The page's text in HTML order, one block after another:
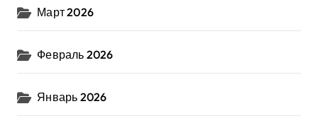
Март 2026
Февраль 2026
Январь 2026